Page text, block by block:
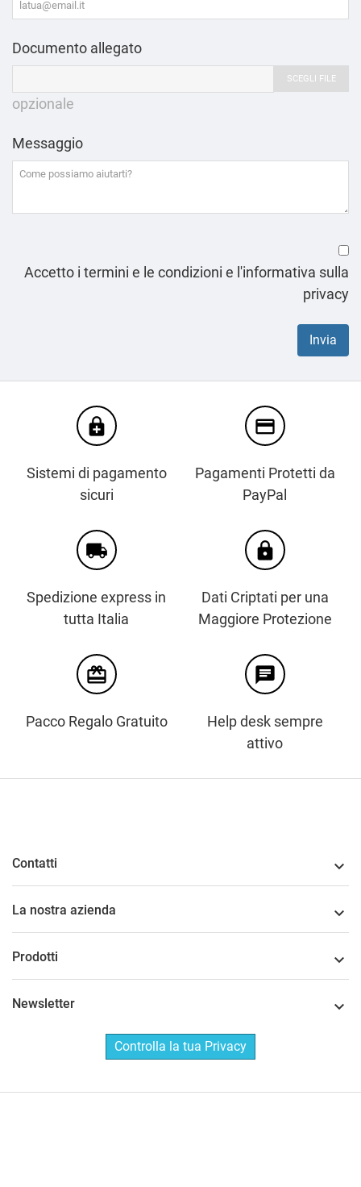
Documento allegato
SCEGLI FILE
opzionale
Messaggio
Accetto i termini e le condizioni e l'informativa sulla
privacy
enhanced_encryption
Sistemi di pagamento
sicuri
credit_card
Pagamenti Protetti da
PayPal
local_shipping
Spedizione express in
tutta Italia
https
Dati Criptati per una
Maggiore Protezione
card_giftcard
Pacco Regalo Gratuito
chat
Help desk sempre
attivo
Contatti 
La nostra azienda 
Prodotti 
Newsletter 
Controlla la tua Privacy